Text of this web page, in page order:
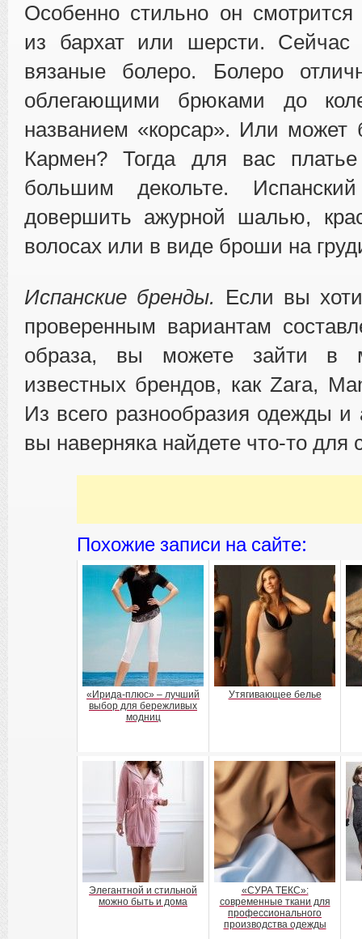
Особенно стильно он
из бархат или шерсти.
вязаные болеро. Болеро
облегающими брюками до
названием «корсар». Или
Кармен? Тогда для вас
большим декольте.
довершить ажурной шалью,
волосах или в виде броши на
Испанские бренды.
Если вы
проверенным вариантам
образа, вы можете зайти в
известных брендов, как Zara,
Из всего разнообразия одежды и
вы наверняка найдете что-то для
Похожие записи на сайте:
«Ирида-плюс» – лучший
выбор для бережливых
модниц
Утягивающее белье
Элегантной и стильной
можно быть и дома
«СУРА ТЕКС»:
современные ткани для
профессионального
производства одежды